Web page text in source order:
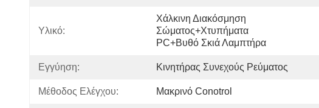
Υλικό:
Χάλκινη Διακόσμηση
Σώματος+χτυπήματα
PC+βυθό Σκιά Λαμπτήρα
Εγγύηση: Κινητήρας Συνεχούς Ρεύματος
Μέθοδος Ελέγχου: Μακρινό Conotrol